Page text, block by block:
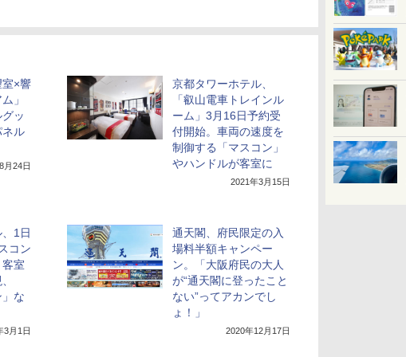
室×響
」
ッ
ネル
月24日
京都タワーホテル、
「叡山電車トレインル
ーム」3月16日予約受
付開始。車両の速度を
制御する「マスコン」
やハンドルが客室に
2021年3月15日
1日
コン
室
な
3月1日
通天閣、府民限定の入
場料半額キャンペー
ン。「大阪府民の大人
が“通天閣に登ったこと
ない”ってアカンでし
ょ！」
2020年12月17日